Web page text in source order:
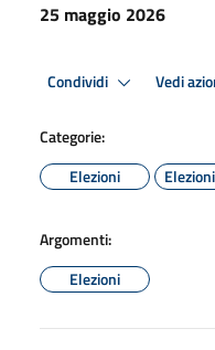
25 maggio 2026
Condividi Vedi
Categorie:
Elezioni
Argomenti:
Elezioni